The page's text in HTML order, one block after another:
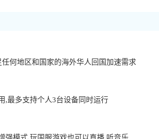
何地区和国家的海外华人回国加速需求
,最多支持个人3台设备同时运行